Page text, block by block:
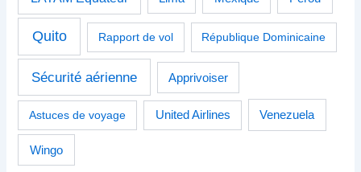
Quito Rapport de vol République Dominicaine
Sécurité aérienne Apprivoiser
Astuces de voyage United Airlines Venezuela
Wingo